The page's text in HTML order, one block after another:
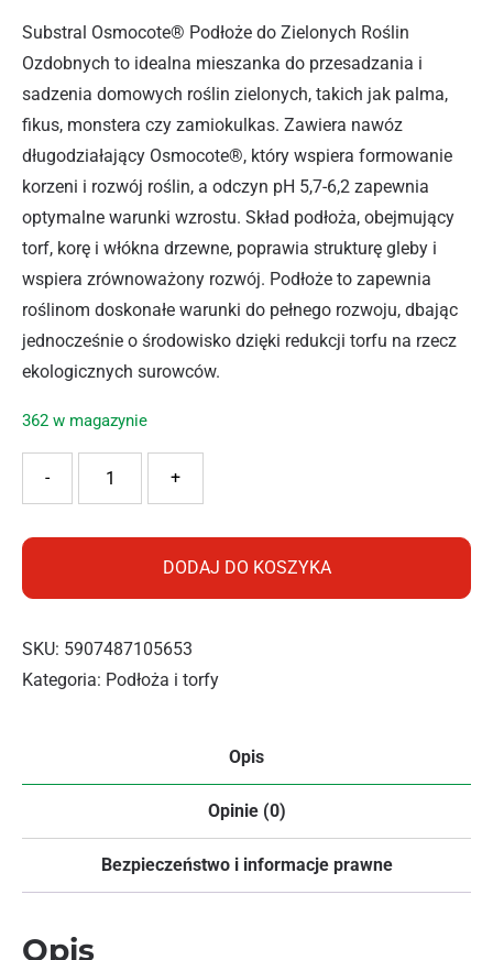
Substral Osmocote® Podłoże do Zielonych Roślin
Ozdobnych to idealna mieszanka do przesadzania i
sadzenia domowych roślin zielonych, takich jak palma,
fikus, monstera czy zamiokulkas. Zawiera nawóz
długodziałający Osmocote®, który wspiera formowanie
korzeni i rozwój roślin, a odczyn pH 5,7-6,2 zapewnia
optymalne warunki wzrostu. Skład podłoża, obejmujący
torf, korę i włókna drzewne, poprawia strukturę gleby i
wspiera zrównoważony rozwój. Podłoże to zapewnia
roślinom doskonałe warunki do pełnego rozwoju, dbając
jednocześnie o środowisko dzięki redukcji torfu na rzecz
ekologicznych surowców.
362 w magazynie
+
-
DODAJ DO KOSZYKA
SKU: 5907487105653
Kategoria: Podłoża i torfy
Opis
Opinie (0)
Bezpieczeństwo i informacje prawne
Opis